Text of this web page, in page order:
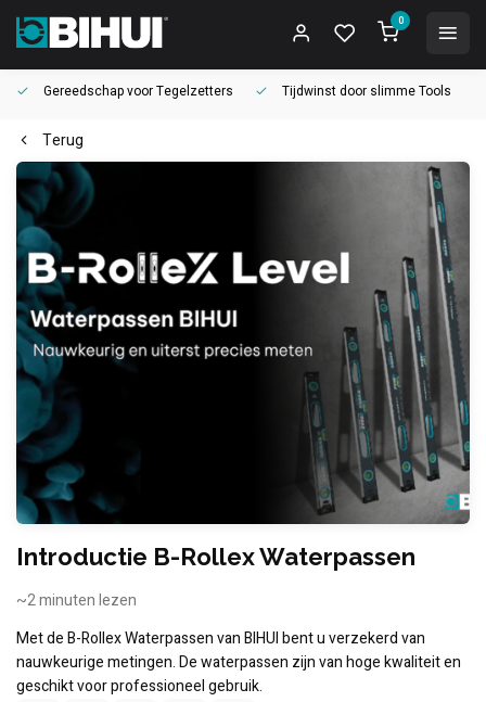
0
Gereedschap voorTegelzetters Tijdwinst door slimme Tools
Terug
Introductie B-Rollex Waterpassen
~2minuten lezen
Met de B-Rollex Waterpassen van BIHUI bent u verzekerd van
nauwkeurige metingen. De waterpassen zijn van hoge kwaliteit en
geschikt voor professioneel gebruik.